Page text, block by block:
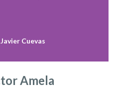
Cuevas
Amela